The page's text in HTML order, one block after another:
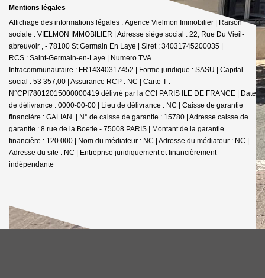
Mentions légales
Affichage des informations légales : Agence Vielmon Immobilier | Raison
sociale : VIELMON IMMOBILIER | Adresse siège social : 22, Rue Du Vieil-
abreuvoir , - 78100 St Germain En Laye | Siret : 34031745200035 |
RCS : Saint-Germain-en-Laye | Numero TVA
Intracommunautaire : FR14340317452 | Forme juridique : SASU | Capital
social : 53 357,00 | Assurance RCP : NC | Carte T :
N°CPI78012015000000419 délivré par la CCI PARIS ILE DE FRANCE | Date
de délivrance : 0000-00-00 | Lieu de délivrance : NC | Caisse de garantie
financière : GALIAN. | N° de caisse de garantie : 15780 | Adresse caisse de
garantie : 8 rue de la Boetie - 75008 PARIS | Montant de la garantie
financière : 120 000 | Nom du médiateur : NC | Adresse du médiateur : NC |
Adresse du site : NC | Entreprise juridiquement et financièrement
indépendante